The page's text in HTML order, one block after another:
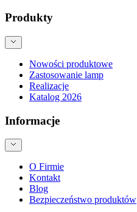
Produkty
Nowości produktowe
Zastosowanie lamp
Realizacje
Katalog 2026
Informacje
O Firmie
Kontakt
Blog
Bezpieczeństwo produktów